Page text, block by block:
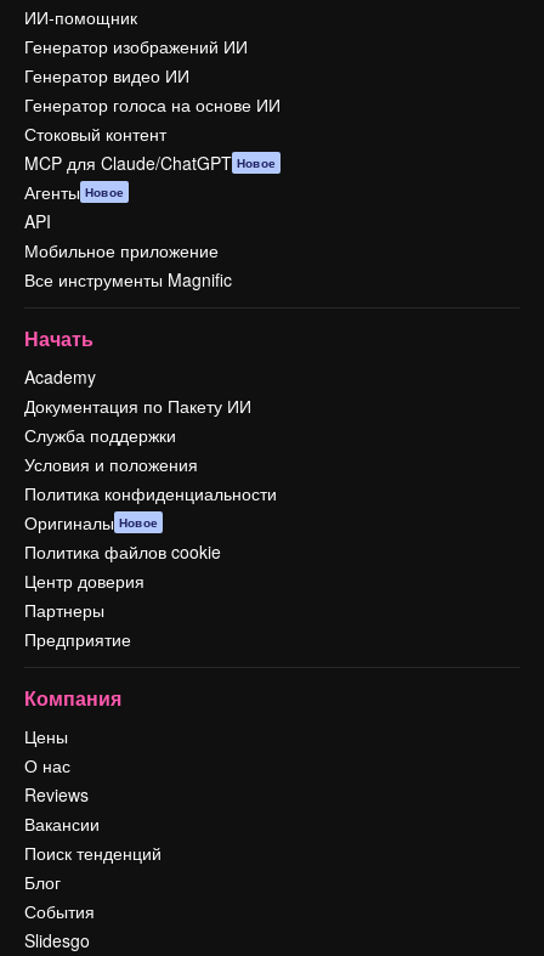
ИИ-помощник
Генератор изображений ИИ
Генератор видео ИИ
Генератор голоса на основе ИИ
Стоковый контент
MCP для Claude/ChatGPT Новое
Агенты Новое
API
Мобильное приложение
Все инструменты Magnific
Начать
Academy
Документация по Пакету ИИ
Служба поддержки
Условия и положения
Политика конфиденциальности
Оригиналы Новое
Политика файлов cookie
Центр доверия
Партнеры
Предприятие
Компания
Цены
О нас
Reviews
Вакансии
Поиск тенденций
Блог
События
Slidesgo